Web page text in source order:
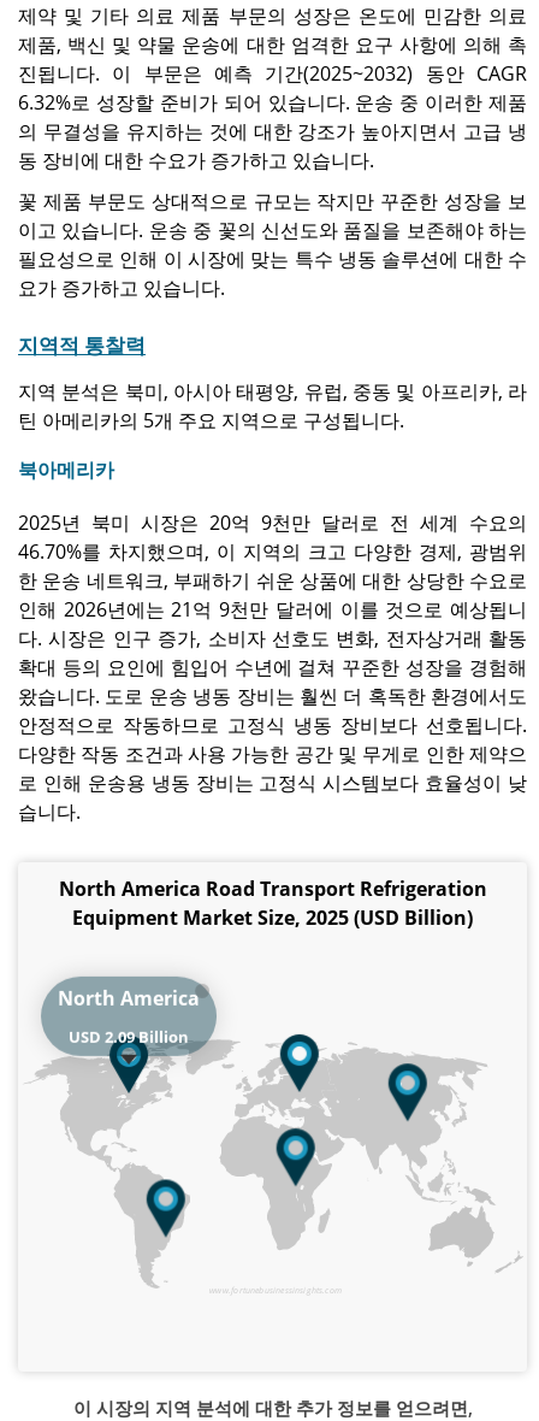
제약 및 기타 의료 제품 부문의 성장은 온도에 민감한 의료
제품, 백신 및 약물 운송에 대한 엄격한 요구 사항에 의해 촉
진됩니다. 이 부문은 예측 기간(2025~2032) 동안 CAGR
6.32%로 성장할 준비가 되어 있습니다. 운송 중 이러한 제품
의 무결성을 유지하는 것에 대한 강조가 높아지면서 고급 냉
동 장비에 대한 수요가 증가하고 있습니다.
꽃 제품 부문도 상대적으로 규모는 작지만 꾸준한 성장을 보
이고 있습니다. 운송 중 꽃의 신선도와 품질을 보존해야 하는
필요성으로 인해 이 시장에 맞는 특수 냉동 솔루션에 대한 수
요가 증가하고 있습니다.
지역적 통찰력
지역 분석은 북미, 아시아 태평양, 유럽, 중동 및 아프리카, 라
틴 아메리카의 5개 주요 지역으로 구성됩니다.
북아메리카
2025년 북미 시장은 20억 9천만 달러로 전 세계 수요의
46.70%를 차지했으며, 이 지역의 크고 다양한 경제, 광범위
한 운송 네트워크, 부패하기 쉬운 상품에 대한 상당한 수요로
인해 2026년에는 21억 9천만 달러에 이를 것으로 예상됩니
다. 시장은 인구 증가, 소비자 선호도 변화, 전자상거래 활동
확대 등의 요인에 힘입어 수년에 걸쳐 꾸준한 성장을 경험해
왔습니다. 도로 운송 냉동 장비는 훨씬 더 혹독한 환경에서도
안정적으로 작동하므로 고정식 냉동 장비보다 선호됩니다.
다양한 작동 조건과 사용 가능한 공간 및 무게로 인한 제약으
로 인해 운송용 냉동 장비는 고정식 시스템보다 효율성이 낮
습니다.
North America Road Transport Refrigeration
Equipment Market Size, 2025 (USD Billion)
www.fortunebusinessinsights.com
North America
USD 2.09 Billion
이 시장의 지역 분석에 대한 추가 정보를 얻으려면,